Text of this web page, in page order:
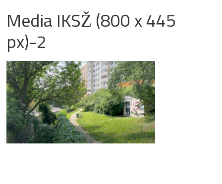
Media IKSŽ (800 x 445
px)-2